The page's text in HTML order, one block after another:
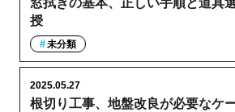
窓拭きの基本、正しい手順と道具
授
未分類
根切り工事、地盤改良が必要なケ
2025.05.27